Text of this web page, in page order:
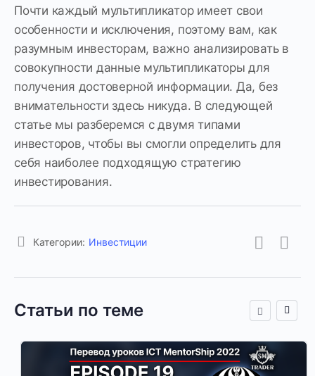
Почти каждый мультипликатор имеет свои
особенности и исключения, поэтому вам, как
разумным инвесторам, важно анализировать в
совокупности данные мультипликаторы для
получения достоверной информации. Да, без
внимательности здесь никуда. В следующей
статье мы разберемся с двумя типами
инвесторов, чтобы вы смогли определить для
себя наиболее подходящую стратегию
инвестирования.
Категории: Инвестиции
Статьи по теме